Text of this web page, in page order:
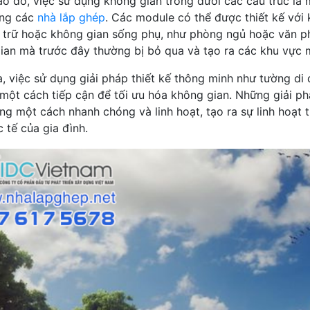
các nhà lắp ghép. Các module có thể được thiết kế
hoặc không gian sống phụ, như phòng ngủ hoặc văn
mà trước đây thường bị bỏ qua và tạo ra các khu vực
việc sử dụng giải pháp thiết kế thông minh như tường
cách tiếp cận để tối ưu hóa không gian. Những giải
một cách nhanh chóng và linh hoạt, tạo ra sự linh
tế của gia đình.